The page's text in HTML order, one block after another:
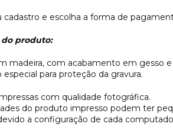
cadastro e escolha a forma de
produto:
madeira, com acabamento em gesso
especial para proteção da gravura.
com qualidade fotográfica.
do produto impresso podem ter
a configuração de cada